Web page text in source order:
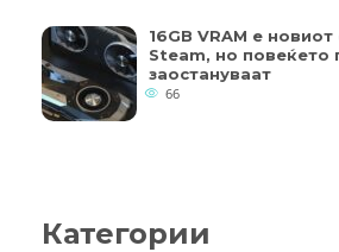
16GB VRAM е
Steam, но повеќето
заостануваат
66
Категории